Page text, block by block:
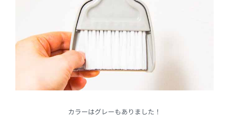
カラーはグレーもありました！